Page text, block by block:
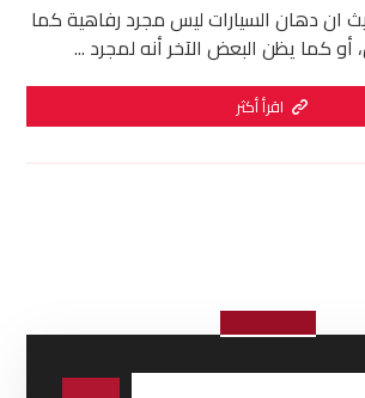
ان دهان السيارات ليس مجرد رفاهية كما
أو كما يظن البعض الآخر أنه لمجرد ...
اقرأ أكثر